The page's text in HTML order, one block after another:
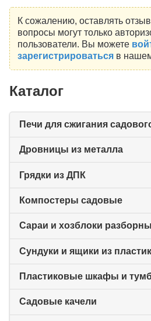
К сожалению, оставлять
вопросы могут только
пользователи. Вы можете
зарегистрироватьсяв нашем
Каталог
Печи для сжигания
Дровницы из металла
Грядки из ДПК
Компостеры садовые
Сараи и хозблоки
Сундуки и ящики из
Пластиковые шкафы и
Садовые качели